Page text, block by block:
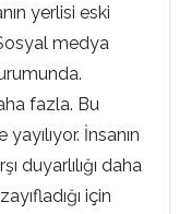
yerlisi eski
medya
fazla. Bu
İnsanın
duyarlılığı daha
için